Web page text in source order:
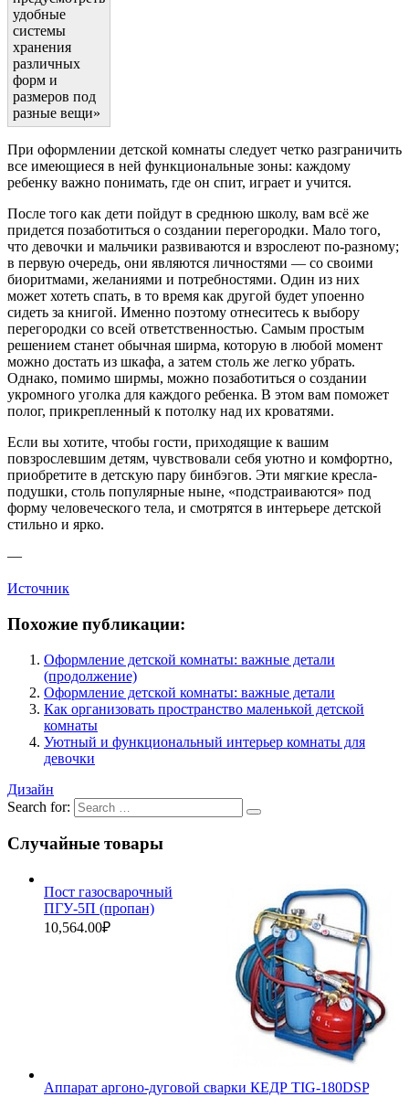
удобные
системы
хранения
различных
форм и
размеров под
разные вещи»
При оформлении детской комнаты следует четко разграничить
все имеющиеся в ней функциональные зоны: каждому
ребенку важно понимать, где он спит, играет и учится.
После того как дети пойдут в среднюю школу, вам всё же
придется позаботиться о создании перегородки. Мало того,
что девочки и мальчики развиваются и взрослеют по-разному;
в первую очередь, они являются личностями — со своими
биоритмами, желаниями и потребностями. Один из них
может хотеть спать, в то время как другой будет упоенно
сидеть за книгой. Именно поэтому отнеситесь к выбору
перегородки со всей ответственностью. Самым простым
решением станет обычная ширма, которую в любой момент
можно достать из шкафа, а затем столь же легко убрать.
Однако, помимо ширмы, можно позаботиться о создании
укромного уголка для каждого ребенка. В этом вам поможет
полог, прикрепленный к потолку над их кроватями.
Если вы хотите, чтобы гости, приходящие к вашим
повзрослевшим детям, чувствовали себя уютно и комфортно,
приобретите в детскую пару бинбэгов. Эти мягкие кресла-
подушки, столь популярные ныне, «подстраиваются» под
форму человеческого тела, и смотрятся в интерьере детской
стильно и ярко.
—
Источник
Похожие публикации:
Оформление детской комнаты: важные детали
(продолжение)
Оформление детской комнаты: важные детали
Как организовать пространство маленькой детской
комнаты
Уютный и функциональный интерьер комнаты для
девочки
Дизайн
Search for:
Случайные товары
Пост газосварочный
ПГУ-5П (пропан)
10,564.00₽
Аппарат аргоно-дуговой сварки КЕДР TIG-180DSP